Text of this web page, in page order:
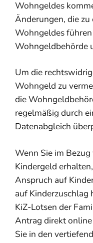
Wohngeldes
Änderungen, die
Wohngeldes
Wohngeldbehörde
Um die
Wohngeld zu
die
regelmäßig durch
Datenabgleich
Wenn Sie im
Kindergeld
Anspruch auf
auf Kinderzuschlag
KiZ-Lotsen der
Antrag direkt
Sie in den